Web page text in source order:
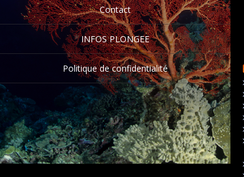
Contact
INFOS PLONGEE
Politique de confidentialité